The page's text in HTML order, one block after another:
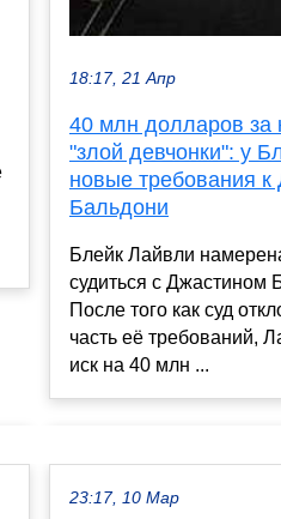
18:17, 21 Апр
40 млн долларов за
"злой девчонки": у
новые требования к
Бальдони
Блейк Лайвли
судиться с Джастином
После того как суд
часть её требований,
иск на 40 млн ...
23:17, 10 Мар